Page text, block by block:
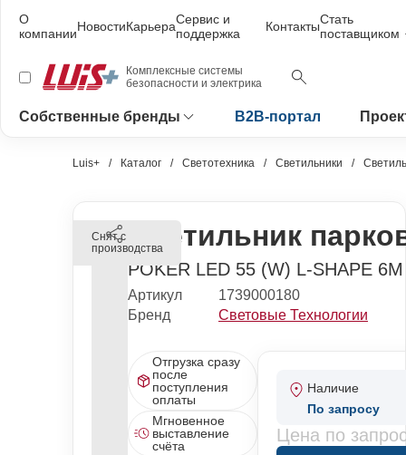
О
компанииНовостиКарьераСервис и
поддержка
КонтактыСтать
поставщиком
Комплексные системы
безопасности и электрика
Собственные бренды B2B-портал
Luis+ Каталог Светотехника Светильники
Снят с
производстваСветильник
POKER LED 55 (W) L-SHAPE
Артикул
1739000180
Бренд
Световые Технологии
Отгрузка сразу
после
поступления
оплаты
Мгновенное
выставление
счёта
Наличие
По запросу
Цена по